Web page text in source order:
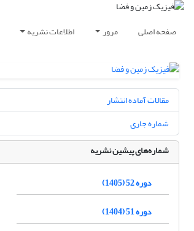
صفحه اصلی مرور اطلاعات نشریه
مقالات آماده انتشار
شماره جاری
شماره‌های پیشین نشریه
دوره 52 (1405)
دوره 51 (1404)